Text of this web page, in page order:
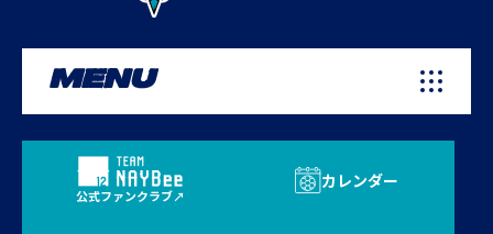
MENU
公式ファンクラブ
カレンダー